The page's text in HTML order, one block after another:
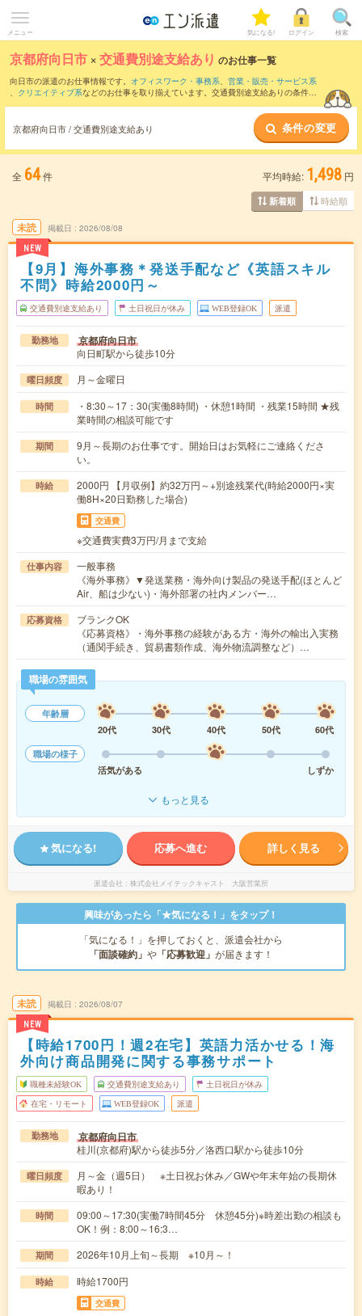
メニュー 気になる! ログイン 検索
京都府向日市 ×交通費別途支給あり のお仕事一覧
向日市の派遣のお仕事情報です。 オフィスワーク・事務系、 営業・販売・サービス系
、 クリエイティブ系などのお仕事を取り揃えています。交通費別途支給ありの条件の
京都府向日市 / 交通費別途支給あり 条件の変更
全 64件 平均時給: 1,498 円
新着順 時給順
未読
NEW
掲載日 2026/08/08
【9月】海外事務＊発送手配など《英語スキル
不問》時給2000円～
交通費別途支給あり 土日祝日が休み WEB登録OK 派遣
勤務地 京都府向日市
向日町駅から徒歩10分
曜日頻度 月～金曜日
時間
・8:30～17：30(実働8時間) ・休憩1時間 ・残業15時間 ★残
業時間の相談可能です
期間
9月～長期のお仕事です。開始日はお気軽にご連絡くださ
い。
時給
2000円 【月収例】約32万円～+別途残業代(時給2000円×実
働8H×20日勤務した場合)
交通費
※交通費実費3万円/月まで支給
仕事内容
一般事務
《海外事務》▼発送業務・海外向け製品の発送手配(ほとんど
Air、船は少ない)・海外部署の社内メンバー…
応募資格
ブランクOK
《応募資格》・海外事務の経験がある方・海外の輸出入実務
（通関手続き、貿易書類作成、海外物流調整など）…
職場の雰囲気
年齢層
20代
30代 40代 50代
60代
職場の様子
活気がある
しずか
もっと見る
気になる! 応募へ進む 詳しく見る
派遣会社 株式会社メイテックキャスト 大阪営業所
興味があったら「★気になる！」をタップ！
「気になる！」を押しておくと、派遣会社から
「面談確約」 や 「応募歓迎」 が届きます！
未読
NEW
掲載日 2026/08/07
【時給1700円！週2在宅】英語力活かせる！海
外向け商品開発に関する事務サポート
職種未経験OK 交通費別途支給あり 土日祝日が休み
在宅・リモート WEB登録OK 派遣
勤務地 京都府向日市
桂川(京都府)駅から徒歩5分／洛西口駅から徒歩10分
曜日頻度
月～金（週5日） ※土日祝お休み／GWや年末年始の長期休
暇あり！
時間
09:00～17:30(実働7時間45分 休憩45分)※時差出勤の相談も
OK！例：8:00～16:3…
期間 2026年10月上旬～長期 ※10月～！
時給 時給1700円
交通費